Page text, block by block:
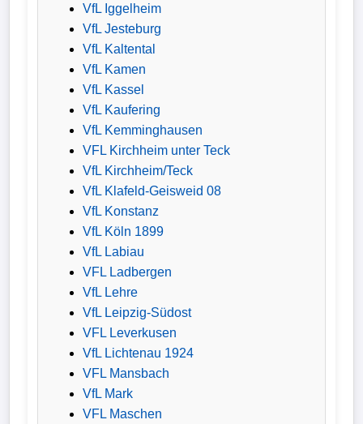
VfL Iggelheim
VfL Jesteburg
VfL Kaltental
VfL Kamen
VfL Kassel
VfL Kaufering
VfL Kemminghausen
VFL Kirchheim unter Teck
VfL Kirchheim/Teck
VfL Klafeld-Geisweid 08
VfL Konstanz
VfL Köln 1899
VfL Labiau
VFL Ladbergen
VfL Lehre
VfL Leipzig-Südost
VFL Leverkusen
VfL Lichtenau 1924
VFL Mansbach
VfL Mark
VFL Maschen